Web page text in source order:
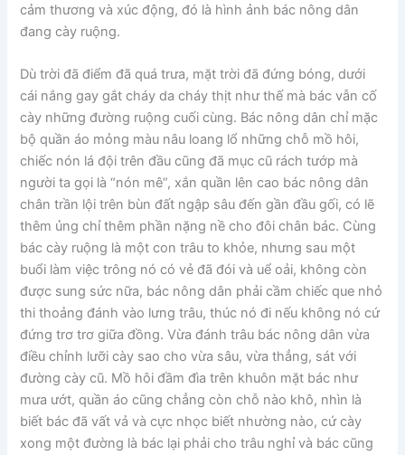
cảm thương và xúc động, đó là hình ảnh bác nông dân
đang cày ruộng.
Dù trời đã điểm đã quá trưa, mặt trời đã đứng bóng, dưới
cái nắng gay gắt cháy da cháy thịt như thế mà bác vẫn cố
cày những đường ruộng cuối cùng. Bác nông dân chỉ mặc
bộ quần áo mỏng màu nâu loang lổ những chỗ mồ hôi,
chiếc nón lá đội trên đầu cũng đã mục cũ rách tướp mà
người ta gọi là “nón mê”, xắn quần lên cao bác nông dân
chân trần lội trên bùn đất ngập sâu đến gần đầu gối, có lẽ
thêm ủng chỉ thêm phần nặng nề cho đôi chân bác. Cùng
bác cày ruộng là một con trâu to khỏe, nhưng sau một
buổi làm việc trông nó có vẻ đã đói và uể oải, không còn
được sung sức nữa, bác nông dân phải cầm chiếc que nhỏ
thi thoảng đánh vào lưng trâu, thúc nó đi nếu không nó cứ
đứng trơ trơ giữa đồng. Vừa đánh trâu bác nông dân vừa
điều chỉnh lưỡi cày sao cho vừa sâu, vừa thẳng, sát với
đường cày cũ. Mồ hôi đầm đìa trên khuôn mặt bác như
mưa ướt, quần áo cũng chẳng còn chỗ nào khô, nhìn là
biết bác đã vất vả và cực nhọc biết nhường nào, cứ cày
xong một đường là bác lại phải cho trâu nghỉ và bác cũng